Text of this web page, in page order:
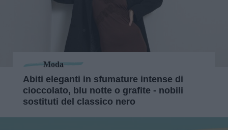
Moda
Abiti eleganti in sfumature intense di
cioccolato, blu notte o grafite - nobili
sostituti del classico nero